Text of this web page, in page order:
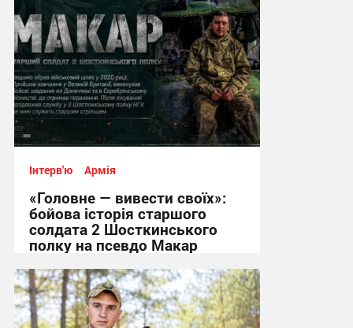
Інтерв'ю Армія
«Головне — вивести своїх»:
бойова історія старшого
солдата 2 Шосткинського
полку на псевдо Макар
12:08, 3.08.2026